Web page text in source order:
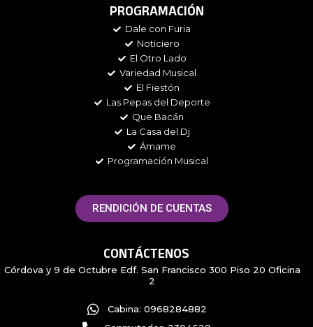
e
o
t
g
r
a
m
t
e
r
t
PROGRAMACIÓN
Dale con Furia
Noticiero
El Otro Lado
Variedad Musical
El Fiestón
Las Pepas del Deporte
Que Bacán
La Casa del Dj
Ámame
Programación Musical
RENDICIÓN DE CUENTAS
CONTÁCTENOS
Córdova y 9 de Octubre Edf. San Francisco 300 Piso 20 Oficina
2
Cabina: 0968284882